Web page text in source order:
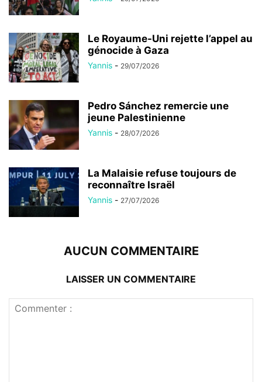
Le Royaume-Uni rejette l’appel au
génocide à Gaza
Yannis - 29/07/2026
Pedro Sánchez remercie une
jeune Palestinienne
Yannis - 28/07/2026
La Malaisie refuse toujours de
reconnaître Israël
Yannis - 27/07/2026
AUCUN COMMENTAIRE
LAISSER UN COMMENTAIRE